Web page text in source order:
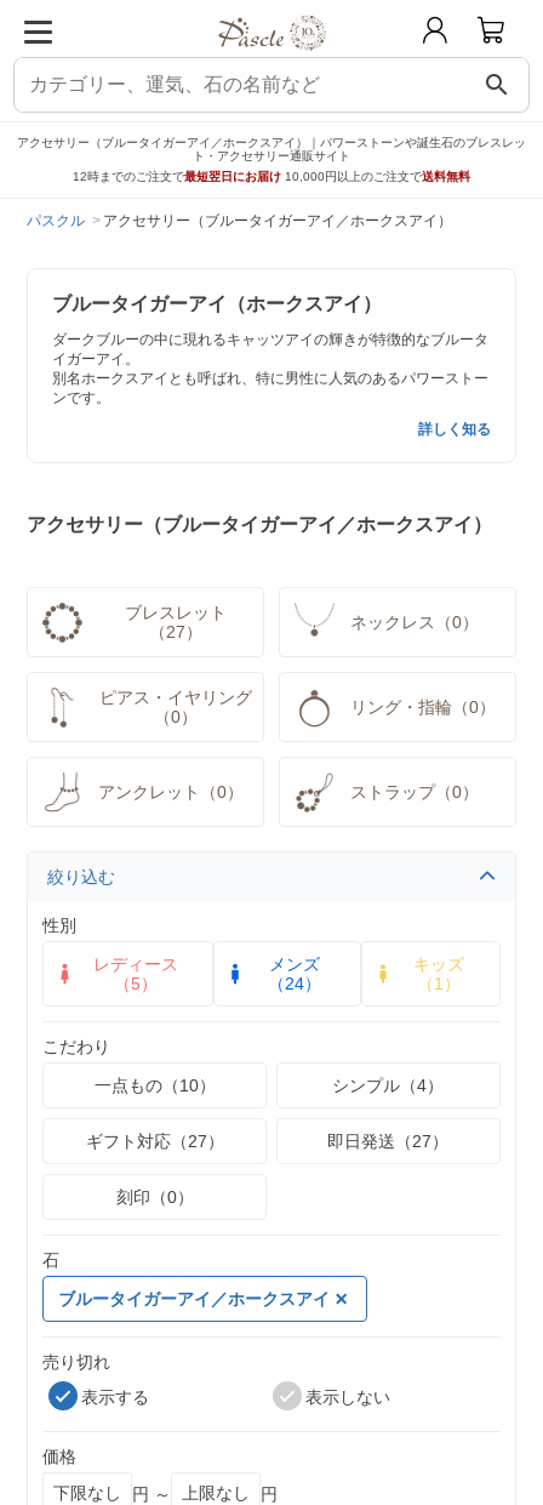
search
アクセサリー（ブルータイガーアイ／ホークスアイ）｜パワーストーンや誕生石のブレスレッ
ト・アクセサリー通販サイト
12時までのご注文で最短翌日にお届け 10,000円以上のご注文で送料無料
パスクル アクセサリー（ブルータイガーアイ／ホークスアイ）
ブルータイガーアイ（ホークスアイ）
ダークブルーの中に現れるキャッツアイの輝きが特徴的なブルータ
イガーアイ。
別名ホークスアイとも呼ばれ、特に男性に人気のあるパワーストー
ンです。
詳しく知る
アクセサリー（ブルータイガーアイ／ホークスアイ）
ブレスレット
（27）
ネックレス（0）
ピアス・イヤリング
（0）
リング・指輪（0）
アンクレット（0） ストラップ（0）
絞り込む
性別
レディース
（5）
メンズ
（24）
キッズ
（1）
こだわり
一点もの（10）
シンプル（4）
ギフト対応（27） 即日発送（27）
刻印（0）
石
ブルータイガーアイ／ホークスアイ
売り切れ
表示する
表示しない
価格
円 ～
円